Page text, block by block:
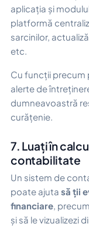
aplicația și
platformă
sarcinilor,
etc.
Cu funcții
alerte de
dumneavoastră
curățenie.
7. Luați în
contabilitate
Un sistem de
poate ajuta să ții
financiare,
și să le vizualizezi